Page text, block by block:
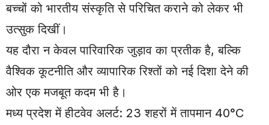
बच्चों को भारतीय संस्कृति से परिचित कराने को लेकर भी
उत्सुक दिखीं।
यह दौरा न केवल पारिवारिक जुड़ाव का प्रतीक है, बल्कि
वैश्विक कूटनीति और व्यापारिक रिश्तों को नई दिशा देने की
ओर एक मजबूत कदम भी है।
मध्य प्रदेश में हीटवेव अलर्ट: 23 शहरों में तापमान 40°C